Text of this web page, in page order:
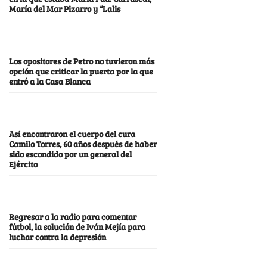
María del Mar Pizarro y “Lalis
Los opositores de Petro no tuvieron más
opción que criticar la puerta por la que
entró a la Casa Blanca
Así encontraron el cuerpo del cura
Camilo Torres, 60 años después de haber
sido escondido por un general del
Ejército
Regresar a la radio para comentar
fútbol, la solución de Iván Mejía para
luchar contra la depresión